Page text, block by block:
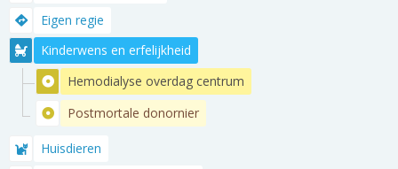
Eigen regie
Kinderwens en erfelijkheid
Hemodialyse overdag centrum
Postmortale donornier
Huisdieren